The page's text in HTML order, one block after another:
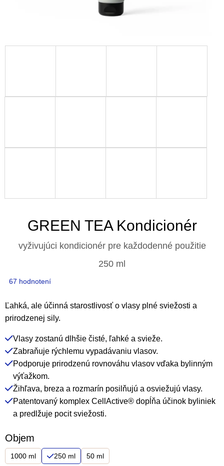
GREEN TEA Kondicionér
vyživujúci kondicionér pre každodenné použitie
250 ml
Priemerné
produktu
je
z
5
hviezdičiek.
67 hodnotení
Ľahká, ale účinná starostlivosť o vlasy plné sviežosti a
prirodzenej sily.
Vlasy zostanú dlhšie čisté, ľahké a svieže.
Zabraňuje rýchlemu vypadávaniu vlasov.
Podporuje prirodzenú rovnováhu vlasov vďaka bylinným
výťažkom.
Žihľava, breza a rozmarín posilňujú a osviežujú vlasy.
Patentovaný komplex CellActive® dopĺňa účinok byliniek
a predlžuje pocit sviežosti.
Objem
1000 ml 250 ml 50 ml